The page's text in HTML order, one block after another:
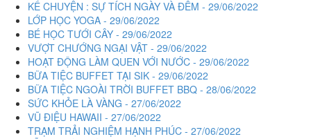
KỂ CHUYỆN : SỰ TÍCH NGÀY VÀ ĐÊM - 29/06/2022
LỚP HỌC YOGA - 29/06/2022
BÉ HỌC TƯỚI CÂY - 29/06/2022
VƯỢT CHƯỚNG NGẠI VẬT - 29/06/2022
HOẠT ĐỘNG LÀM QUEN VỚI NƯỚC - 29/06/2022
BỮA TIỆC BUFFET TẠI SIK - 29/06/2022
BỮA TIỆC NGOÀI TRỜI BUFFET BBQ - 28/06/2022
SỨC KHỎE LÀ VÀNG - 27/06/2022
VŨ ĐIỆU HAWAII - 27/06/2022
TRẠM TRẢI NGHIỆM HẠNH PHÚC - 27/06/2022